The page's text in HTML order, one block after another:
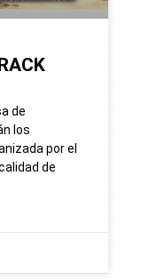
de
los
por el
de